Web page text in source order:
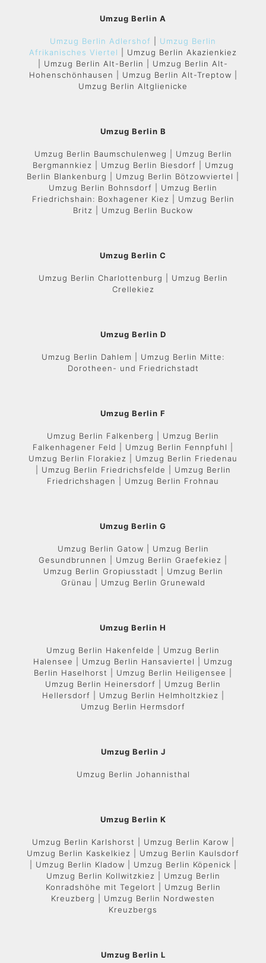
Umzug Berlin A
Umzug Berlin Adlershof
Umzug Berlin
Afrikanisches Viertel
| Umzug Berlin Akazienkiez
| Umzug Berlin Alt-Berlin | Umzug Berlin Alt-
Hohenschönhausen | Umzug Berlin Alt-Treptow |
Umzug Berlin Altglienicke
Umzug Berlin B
Umzug Berlin Baumschulenweg | Umzug Berlin
Bergmannkiez | Umzug Berlin Biesdorf | Umzug
Berlin Blankenburg | Umzug Berlin Bötzowviertel |
Umzug Berlin Bohnsdorf | Umzug Berlin
Friedrichshain: Boxhagener Kiez | Umzug Berlin
Britz | Umzug Berlin Buckow
Umzug Berlin C
Umzug Berlin Charlottenburg | Umzug Berlin
Crellekiez
Umzug Berlin D
Umzug Berlin Dahlem | Umzug Berlin Mitte:
Dorotheen- und Friedrichstadt
Umzug Berlin F
Umzug Berlin Falkenberg | Umzug Berlin
Falkenhagener Feld | Umzug Berlin Fennpfuhl |
Umzug Berlin Florakiez | Umzug Berlin Friedenau
| Umzug Berlin Friedrichsfelde | Umzug Berlin
Friedrichshagen | Umzug Berlin Frohnau
Umzug Berlin G
Umzug Berlin Gatow | Umzug Berlin
Gesundbrunnen | Umzug Berlin Graefekiez |
Umzug Berlin Gropiusstadt | Umzug Berlin
Grünau | Umzug Berlin Grunewald
Umzug Berlin H
Umzug Berlin Hakenfelde | Umzug Berlin
Halensee | Umzug Berlin Hansaviertel | Umzug
Berlin Haselhorst | Umzug Berlin Heiligensee |
Umzug Berlin Heinersdorf | Umzug Berlin
Hellersdorf | Umzug Berlin Helmholtzkiez |
Umzug Berlin Hermsdorf
Umzug Berlin J
Umzug Berlin Johannisthal
Umzug Berlin K
Umzug Berlin Karlshorst | Umzug Berlin Karow |
Umzug Berlin Kaskelkiez | Umzug Berlin Kaulsdorf
| Umzug Berlin Kladow | Umzug Berlin Köpenick |
Umzug Berlin Kollwitzkiez | Umzug Berlin
Konradshöhe mit Tegelort | Umzug Berlin
Kreuzberg | Umzug Berlin Nordwesten
Kreuzbergs
Umzug Berlin L